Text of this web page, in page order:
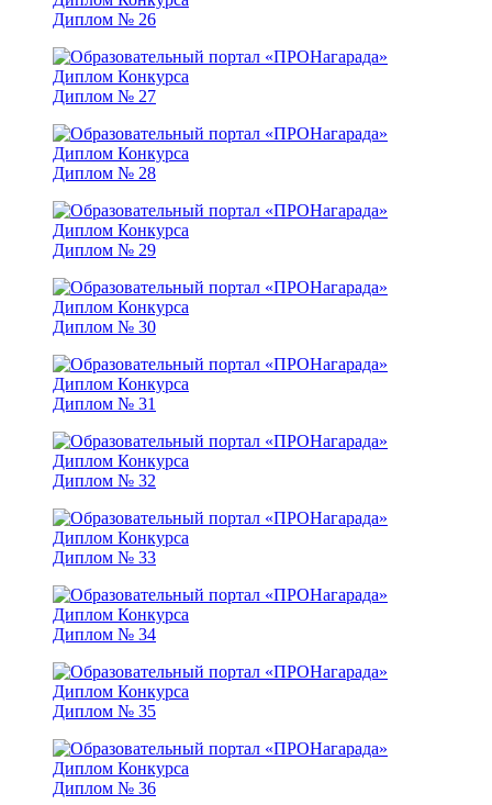
Диплом № 26
Диплом № 27
Диплом № 28
Диплом № 29
Диплом № 30
Диплом № 31
Диплом № 32
Диплом № 33
Диплом № 34
Диплом № 35
Диплом № 36